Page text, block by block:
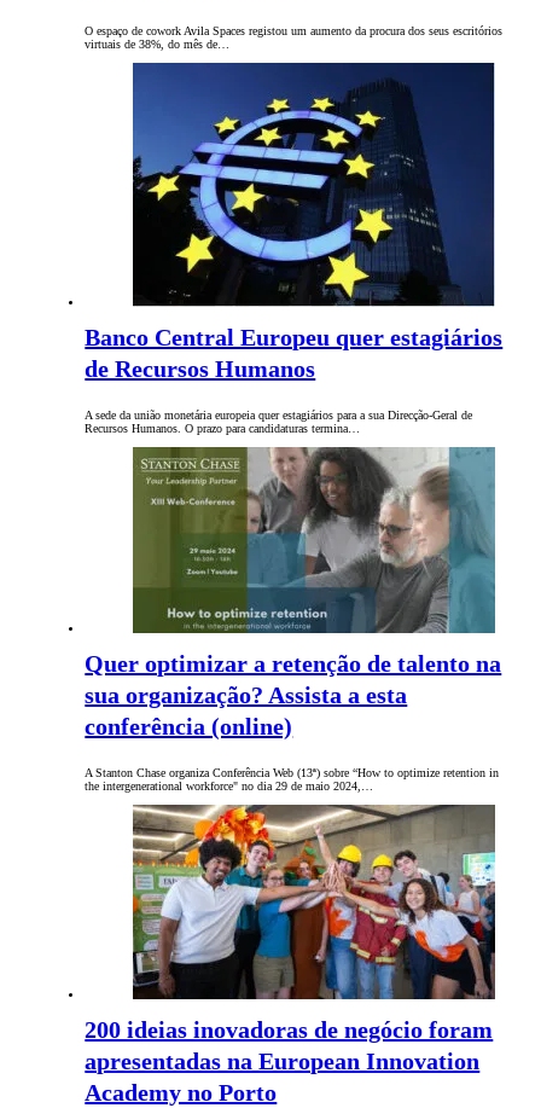
O espaço de cowork Avila Spaces registou um aumento da procura dos seus escritórios
virtuais de 38%, do mês de…
Banco Central Europeu quer estagiários
de Recursos Humanos
A sede da união monetária europeia quer estagiários para a sua Direcção-Geral de
Recursos Humanos. O prazo para candidaturas termina…
Quer optimizar a retenção de talento na
sua organização? Assista a esta
conferência (online)
A Stanton Chase organiza Conferência Web (13ª) sobre “How to optimize retention in
the intergenerational workforce" no dia 29 de maio 2024,…
200 ideias inovadoras de negócio foram
apresentadas na European Innovation
Academy no Porto